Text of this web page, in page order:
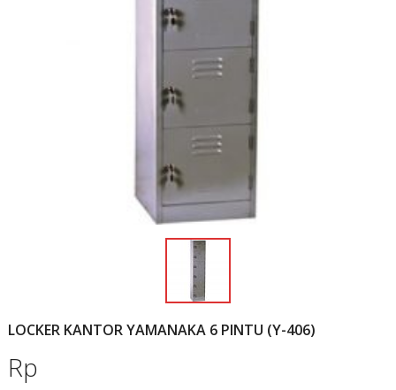
LOCKER KANTOR YAMANAKA 6 PINTU (Y-406)
Rp